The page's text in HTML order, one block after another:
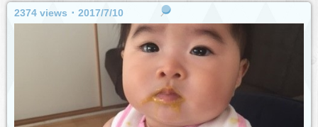
2374 views ･ 2017/7/10